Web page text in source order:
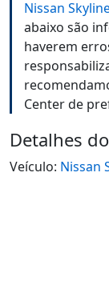
Nissan
abaixo são
haverem
Center de
Detalhes
Veículo: Nissan